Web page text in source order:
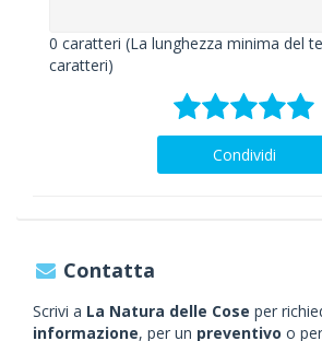
0 caratteri (La lunghezza minima del
caratteri)
Condividi
Contatta
Scrivi a La Natura delle Cose per
informazione, per un preventivo o